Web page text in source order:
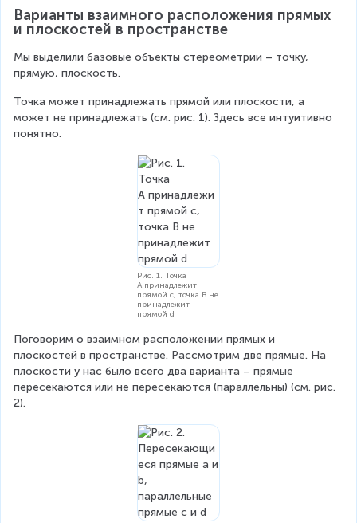
Варианты взаимного расположения прямых
и плоскостей в пространстве
Мы выделили базовые объекты стереометрии – точку,
прямую, плоскость.
Точка может принадлежать прямой или плоскости, а
может не принадлежать (см. рис. 1). Здесь все интуитивно
понятно.
Рис. 1. Точка
A принадлежит
прямой c, точка B не
принадлежит
прямой d
Поговорим о взаимном расположении прямых и
плоскостей в пространстве. Рассмотрим две прямые. На
плоскости у нас было всего два варианта – прямые
пересекаются или не пересекаются (параллельны) (см. рис.
2).